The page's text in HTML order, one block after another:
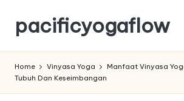
Skip
content
pacificyogaflow
Dan
Home Vinyasa Yoga
Manfaat Vinyasa
Tubuh Dan Keseimbangan